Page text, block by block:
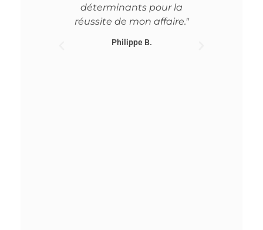
déterminants pour la
réussite de mon affaire."
Philippe B.